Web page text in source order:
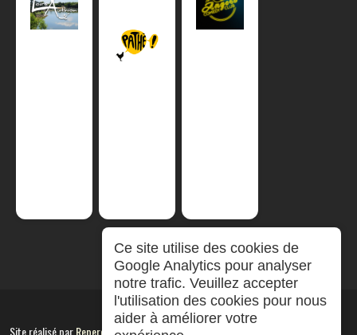
Site réalisé parRepereCom
Ce site utilise des cookies de
Google Analytics pour analyser
notre trafic. Veuillez accepter
l'utilisation des cookies pour nous
aider à améliorer votre